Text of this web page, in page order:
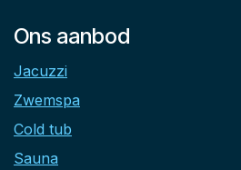
Ons aanbod
Jacuzzi
Zwemspa
Cold tub
Sauna